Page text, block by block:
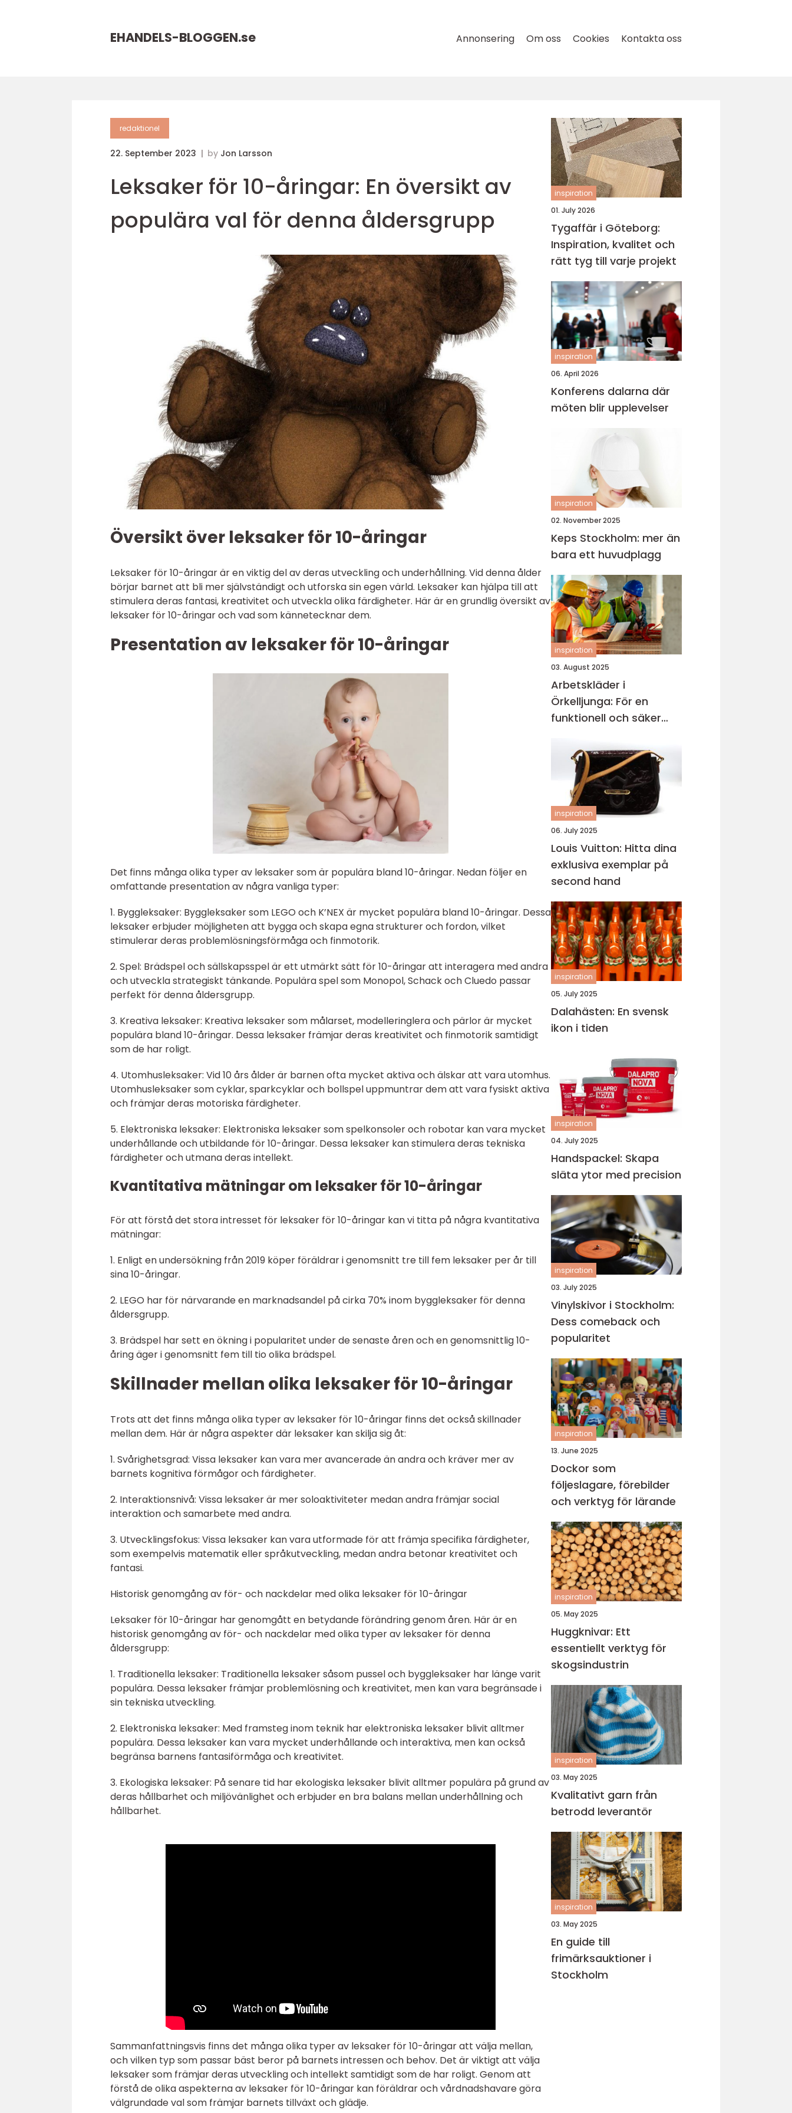
EHANDELS-BLOGGEN.se Annonsering Om oss Cookies Kontakta oss
redaktionel
22. September 2023 by Jon Larsson
Leksaker för 10-åringar: En översikt av
populära val för denna åldersgrupp
Översikt över leksaker för 10-åringar
Leksaker för 10-åringar är en viktig del av deras utveckling och underhållning. Vid denna ålder
börjar barnet att bli mer självständigt och utforska sin egen värld. Leksaker kan hjälpa till att
stimulera deras fantasi, kreativitet och utveckla olika färdigheter. Här är en grundlig översikt av
leksaker för 10-åringar och vad som kännetecknar dem.
Presentation av leksaker för 10-åringar
Det finns många olika typer av leksaker som är populära bland 10-åringar. Nedan följer en
omfattande presentation av några vanliga typer:
1. Byggleksaker: Byggleksaker som LEGO och K’NEX är mycket populära bland 10-åringar. Dessa
leksaker erbjuder möjligheten att bygga och skapa egna strukturer och fordon, vilket
stimulerar deras problemlösningsförmåga och finmotorik.
2. Spel: Brädspel och sällskapsspel är ett utmärkt sätt för 10-åringar att interagera med andra
och utveckla strategiskt tänkande. Populära spel som Monopol, Schack och Cluedo passar
perfekt för denna åldersgrupp.
3. Kreativa leksaker: Kreativa leksaker som målarset, modelleringlera och pärlor är mycket
populära bland 10-åringar. Dessa leksaker främjar deras kreativitet och finmotorik samtidigt
som de har roligt.
4. Utomhusleksaker: Vid 10 års ålder är barnen ofta mycket aktiva och älskar att vara utomhus.
Utomhusleksaker som cyklar, sparkcyklar och bollspel uppmuntrar dem att vara fysiskt aktiva
och främjar deras motoriska färdigheter.
5. Elektroniska leksaker: Elektroniska leksaker som spelkonsoler och robotar kan vara mycket
underhållande och utbildande för 10-åringar. Dessa leksaker kan stimulera deras tekniska
färdigheter och utmana deras intellekt.
Kvantitativa mätningar om leksaker för 10-åringar
För att förstå det stora intresset för leksaker för 10-åringar kan vi titta på några kvantitativa
mätningar:
1. Enligt en undersökning från 2019 köper föräldrar i genomsnitt tre till fem leksaker per år till
sina 10-åringar.
2. LEGO har för närvarande en marknadsandel på cirka 70% inom byggleksaker för denna
åldersgrupp.
3. Brädspel har sett en ökning i popularitet under de senaste åren och en genomsnittlig 10-
åring äger i genomsnitt fem till tio olika brädspel.
Skillnader mellan olika leksaker för 10-åringar
Trots att det finns många olika typer av leksaker för 10-åringar finns det också skillnader
mellan dem. Här är några aspekter där leksaker kan skilja sig åt:
1. Svårighetsgrad: Vissa leksaker kan vara mer avancerade än andra och kräver mer av
barnets kognitiva förmågor och färdigheter.
2. Interaktionsnivå: Vissa leksaker är mer soloaktiviteter medan andra främjar social
interaktion och samarbete med andra.
3. Utvecklingsfokus: Vissa leksaker kan vara utformade för att främja specifika färdigheter,
som exempelvis matematik eller språkutveckling, medan andra betonar kreativitet och
fantasi.
Historisk genomgång av för- och nackdelar med olika leksaker för 10-åringar
Leksaker för 10-åringar har genomgått en betydande förändring genom åren. Här är en
historisk genomgång av för- och nackdelar med olika typer av leksaker för denna
åldersgrupp:
1. Traditionella leksaker: Traditionella leksaker såsom pussel och byggleksaker har länge varit
populära. Dessa leksaker främjar problemlösning och kreativitet, men kan vara begränsade i
sin tekniska utveckling.
2. Elektroniska leksaker: Med framsteg inom teknik har elektroniska leksaker blivit alltmer
populära. Dessa leksaker kan vara mycket underhållande och interaktiva, men kan också
begränsa barnens fantasiförmåga och kreativitet.
3. Ekologiska leksaker: På senare tid har ekologiska leksaker blivit alltmer populära på grund av
deras hållbarhet och miljövänlighet och erbjuder en bra balans mellan underhållning och
hållbarhet.
Sammanfattningsvis finns det många olika typer av leksaker för 10-åringar att välja mellan,
och vilken typ som passar bäst beror på barnets intressen och behov. Det är viktigt att välja
leksaker som främjar deras utveckling och intellekt samtidigt som de har roligt. Genom att
förstå de olika aspekterna av leksaker för 10-åringar kan föräldrar och vårdnadshavare göra
välgrundade val som främjar barnets tillväxt och glädje.
inspiration
01. July 2026
Tygaffär i Göteborg:
Inspiration, kvalitet och
rätt tyg till varje projekt
inspiration
06. April 2026
Konferens dalarna där
möten blir upplevelser
inspiration
02. November 2025
Keps Stockholm: mer än
bara ett huvudplagg
inspiration
03. August 2025
Arbetskläder i
Örkelljunga: För en
funktionell och säker
inspiration
06. July 2025
Louis Vuitton: Hitta dina
exklusiva exemplar på
second hand
inspiration
05. July 2025
Dalahästen: En svensk
ikon i tiden
inspiration
04. July 2025
Handspackel: Skapa
släta ytor med precision
inspiration
03. July 2025
Vinylskivor i Stockholm:
Dess comeback och
popularitet
inspiration
13. June 2025
Dockor som
följeslagare, förebilder
och verktyg för lärande
inspiration
05. May 2025
Huggknivar: Ett
essentiellt verktyg för
skogsindustrin
inspiration
03. May 2025
Kvalitativt garn från
betrodd leverantör
inspiration
03. May 2025
En guide till
frimärksauktioner i
Stockholm